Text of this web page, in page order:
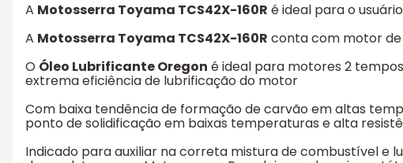
A Motosserra Toyama TCS42X-160R é ideal para o
A Motosserra Toyama TCS42X-160R conta com motor de
O Óleo Lubrificante Oregon é ideal para motores 2
extrema eficiência de lubrificação do motor
Com baixa tendência de formação de carvão em altas
ponto de solidificação em baixas temperaturas e alta
Indicado para auxiliar na correta mistura de combustível e